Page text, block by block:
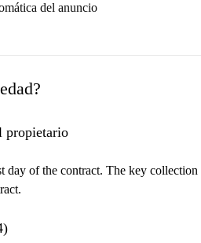
del anuncio
propietario
day of the contract. The key